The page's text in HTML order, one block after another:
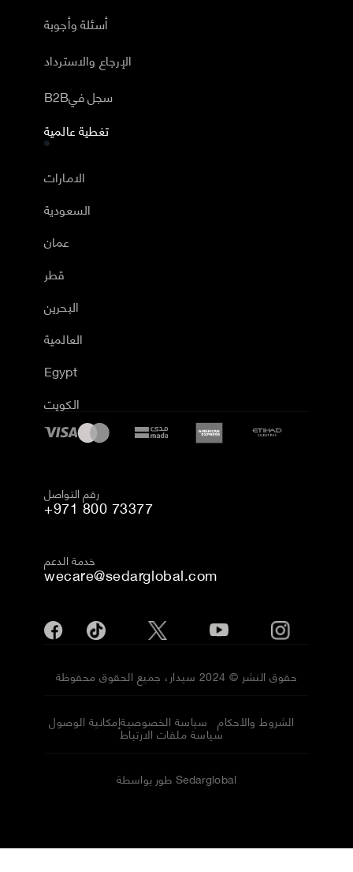
أسئلة وأجوبة
الإرجاع والاسترداد
B2Bسجل في
تغطية عالمية
الامارات
السعودية
عمان
قطر
البحرين
العالمية
Egypt
الكويت
رقم التواصل
+971 800 73377
خدمة الدعم
wecare@sedarglobal.com
حقوق النشر © 2024 سيدار، جميع الحقوق محفوظة
إمكانية الوصولسياسة الخصوصية الشروط والأحكام
سياسة ملفات الارتباط
طور بواسطة Sedarglobal